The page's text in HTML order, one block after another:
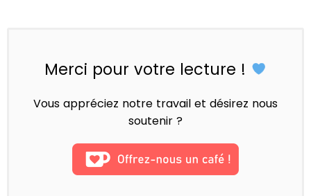
Merci pour votre lecture !
Vous appréciez notre travail et désirez nous
soutenir ?